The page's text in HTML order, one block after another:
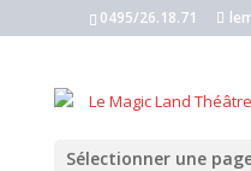
0495/26.18.71
Sélectionner une